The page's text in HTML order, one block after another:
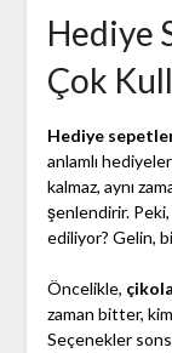
Hediye
Çok
Hediye
anlamlı
kalmaz, aynı
şenlendirir.
ediliyor? Gelin,
Öncelikle,
zaman bitter,
Seçenekler